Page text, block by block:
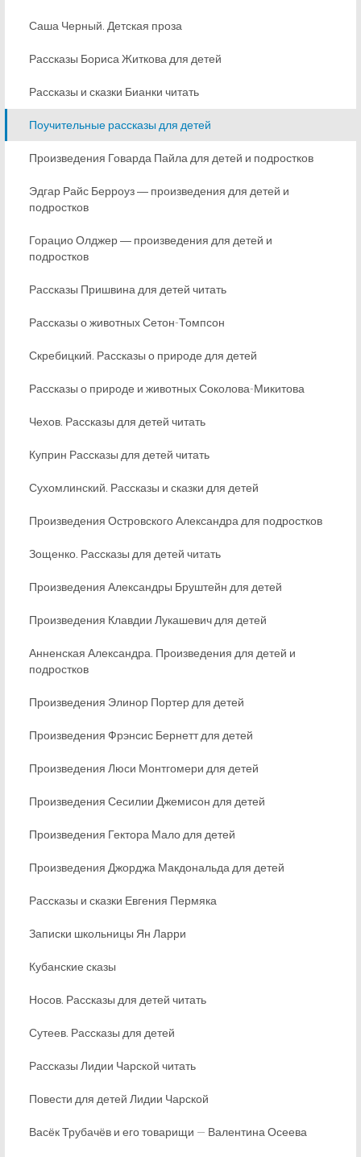
Саша Черный. Детская проза
Рассказы Бориса Житкова для детей
Рассказы и сказки Бианки читать
Поучительные рассказы для детей
Произведения Говарда Пайла для детей и подростков
Эдгар Райс Берроуз ― произведения для детей и
подростков
Горацио Олджер ― произведения для детей и
подростков
Рассказы Пришвина для детей читать
Рассказы о животных Сетон-Томпсон
Скребицкий. Рассказы о природе для детей
Рассказы о природе и животных Соколова-Микитова
Чехов. Рассказы для детей читать
Куприн Рассказы для детей читать
Сухомлинский. Рассказы и сказки для детей
Произведения Островского Александра для подростков
Зощенко. Рассказы для детей читать
Произведения Александры Бруштейн для детей
Произведения Клавдии Лукашевич для детей
Анненская Александра. Произведения для детей и
подростков
Произведения Элинор Портер для детей
Произведения Фрэнсис Бернетт для детей
Произведения Люси Монтгомери для детей
Произведения Сесилии Джемисон для детей
Произведения Гектора Мало для детей
Произведения Джорджа Макдональда для детей
Рассказы и сказки Евгения Пермяка
Записки школьницы Ян Ларри
Кубанские сказы
Носов. Рассказы для детей читать
Сутеев. Рассказы для детей
Рассказы Лидии Чарской читать
Повести для детей Лидии Чарской
Васёк Трубачёв и его товарищи — Валентина Осеева